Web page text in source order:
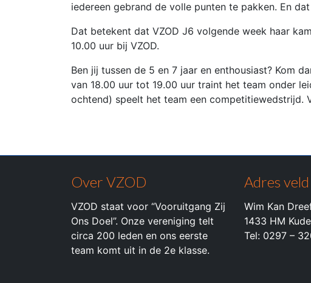
iedereen gebrand de volle punten te pakken. En
Dat betekent dat VZOD J6 volgende week haar
10.00 uur bij VZOD.
Ben jij tussen de 5 en 7 jaar en enthousiast? Kom
van 18.00 uur tot 19.00 uur traint het team onder
ochtend) speelt het team een competitiewedstrijd.
Over VZOD
VZOD staat voor “Vooruitgang Zij
Ons Doel”. Onze vereniging telt
circa 200 leden en ons eerste
team komt uit in de 2e klasse.
Adres veld
Wim Kan
1433 HM
Tel: 0297 –